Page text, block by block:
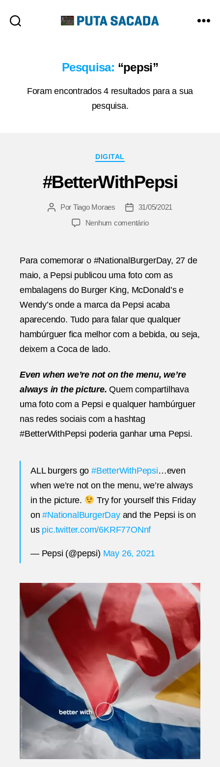
Pesquisa: “pepsi”
Foram encontrados 4 resultados para a sua
pesquisa.
Categorias
DIGITAL
#BetterWithPepsi
Autor
Por Tiago Moraes
Data31/05/2021
Nenhum comentárioem
Para comemorar o #NationalBurgerDay, 27 de
maio, a Pepsi publicou uma foto com as
embalagens do Burger King, McDonald’s e
Wendy’s onde a marca da Pepsi acaba
aparecendo. Tudo para falar que qualquer
hambúrguer fica melhor com a bebida, ou seja,
deixem a Coca de lado.
Even when we’re not on the menu, we’re
always in the picture. Quem compartilhava
uma foto com a Pepsi e qualquer hambúrguer
nas redes sociais com a hashtag
#BetterWithPepsi poderia ganhar uma Pepsi.
ALL burgers go#BetterWithPepsi…even
when we’re not on the menu, we’re always
in the picture.
Try for yourself this Friday
on#NationalBurgerDayand the Pepsi is on
us pic.twitter.com/6KRF77ONnf
— Pepsi (@pepsi) May 26, 2021